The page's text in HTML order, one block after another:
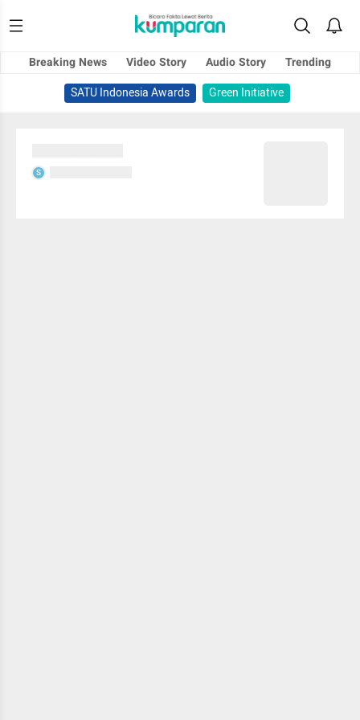
Breaking News Video Story Audio Story
Trending
SATU Indonesia Awards
Green Initiative
S